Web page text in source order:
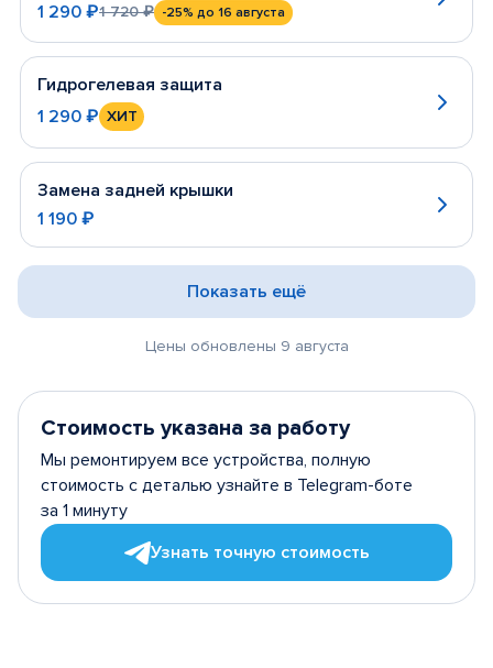
1 290 ₽1 720 ₽ -25% до 16 августа
Гидрогелевая защита
1 290 ₽ ХИТ
Замена задней крышки
1 190 ₽
Цены обновлены 9 августа
Показать ещё
Стоимость указана за работу
Мы ремонтируем все устройства, полную
стоимость с деталью узнайте в Telegram-боте
за 1 минуту
Узнать точную стоимость